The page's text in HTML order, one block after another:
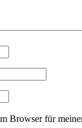
Browser für